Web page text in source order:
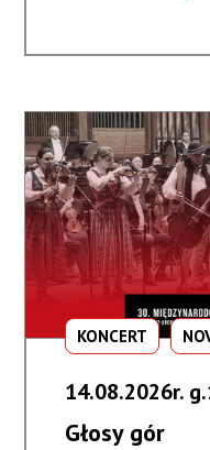
KONCERT
14.08.2026r.
Głosy gór